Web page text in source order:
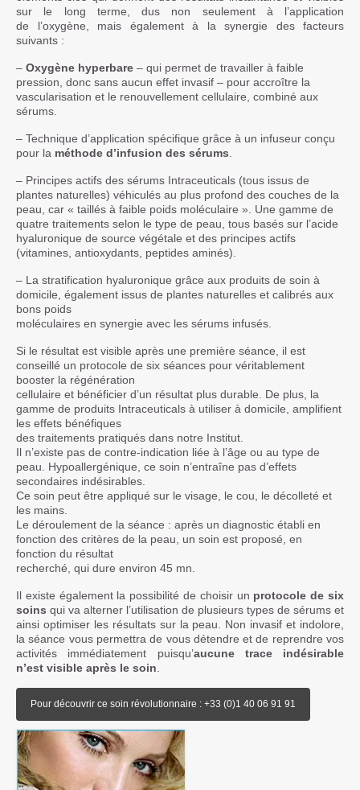
sur le long terme, dus non seulement à l’application
de l’oxygène, mais également à la synergie des facteurs
suivants :
– Oxygène hyperbare – qui permet de travailler à faible
pression, donc sans aucun effet invasif – pour accroître la
vascularisation et le renouvellement cellulaire, combiné aux
sérums.
– Technique d’application spécifique grâce à un infuseur conçu
pour la méthode d’infusion des sérums
– Principes actifs des sérums Intraceuticals (tous issus de
plantes naturelles) véhiculés au plus profond des couches de la
peau, car « taillés à faible poids moléculaire ». Une gamme de
quatre traitements selon le type de peau, tous basés sur l’acide
hyaluronique de source végétale et des principes actifs
(vitamines, antioxydants, peptides aminés).
– La stratification hyaluronique grâce aux produits de soin à
domicile, également issus de plantes naturelles et calibrés aux
bons poids
moléculaires en synergie avec les sérums infusés.
Si le résultat est visible après une première séance, il est
conseillé un protocole de six séances pour véritablement
booster la régénération
cellulaire et bénéficier d’un résultat plus durable. De plus, la
gamme de produits Intraceuticals à utiliser à domicile, amplifient
les effets bénéfiques
des traitements pratiqués dans notre Institut.
Il n’existe pas de contre-indication liée à l’âge ou au type de
peau. Hypoallergénique, ce soin n’entraîne pas d’effets
secondaires indésirables.
Ce soin peut être appliqué sur le visage, le cou, le décolleté et
les mains.
Le déroulement de la séance : après un diagnostic établi en
fonction des critères de la peau, un soin est proposé, en
fonction du résultat
recherché, qui dure environ 45 mn.
Il existe également la possibilité de choisir un protocole de six
soins qui va alterner l’utilisation de plusieurs types de sérums et
ainsi optimiser les résultats sur la peau. Non invasif et indolore,
la séance vous permettra de vous détendre et de reprendre vos
activités immédiatement puisqu’aucune trace indésirable
n’est visible après le soin
Pour découvrir ce soin révolutionnaire : +33 (0)1 40 06 91 91